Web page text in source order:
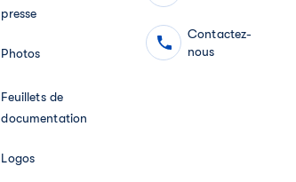
presse
Photos
Feuillets de
documentation
Logos
Contactez-
nous